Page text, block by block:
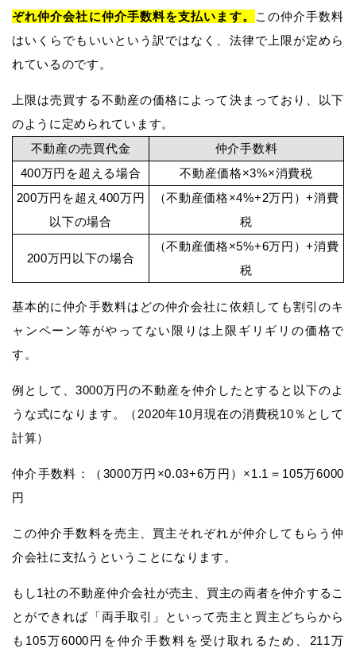
ぞれ仲介会社に仲介手数料を支払います。
この仲介手数料
はいくらでもいいという訳ではなく、法律で上限が定めら
れているのです。
上限は売買する不動産の価格によって決まっており、以下
のように定められています。
不動産の売買代金
仲介手数料
400万円を超える場合
不動産価格×3%×消費税
200万円を超え400万円
以下の場合
（不動産価格×4%+2万円）+消費
税
200万円以下の場合
（不動産価格×5%+6万円）+消費
税
基本的に仲介手数料はどの仲介会社に依頼しても割引のキ
ャンペーン等がやってない限りは上限ギリギリの価格で
す。
例として、3000万円の不動産を仲介したとすると以下のよ
うな式になります。（2020年10月現在の消費税10％として
計算）
仲介手数料：（3000万円×0.03+6万円）×1.1＝105万6000
円
この仲介手数料を売主、買主それぞれが仲介してもらう仲
介会社に支払うということになります。
もし1社の不動産仲介会社が売主、買主の両者を仲介するこ
とができれば「両手取引」といって売主と買主どちらから
も105万6000円を仲介手数料を受け取れるため、211万